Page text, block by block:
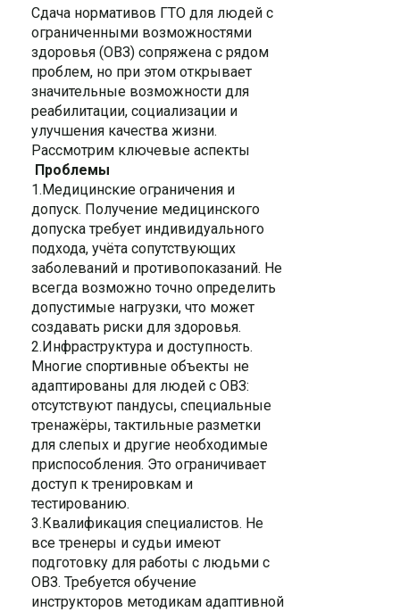
Сдача нормативов ГТО для людей с
ограниченными возможностями
здоровья (ОВЗ) сопряжена с рядом
проблем, но при этом открывает
значительные возможности для
реабилитации, социализации и
улучшения качества жизни.
Рассмотрим ключевые аспекты
Проблемы
1.Медицинские ограничения и
допуск. Получение медицинского
допуска требует индивидуального
подхода, учёта сопутствующих
заболеваний и противопоказаний. Не
всегда возможно точно определить
допустимые нагрузки, что может
создавать риски для здоровья.
2.Инфраструктура и доступность.
Многие спортивные объекты не
адаптированы для людей с ОВЗ:
отсутствуют пандусы, специальные
тренажёры, тактильные разметки
для слепых и другие необходимые
приспособления. Это ограничивает
доступ к тренировкам и
тестированию.
3.Квалификация специалистов. Не
все тренеры и судьи имеют
подготовку для работы с людьми с
ОВЗ. Требуется обучение
инструкторов методикам адаптивной